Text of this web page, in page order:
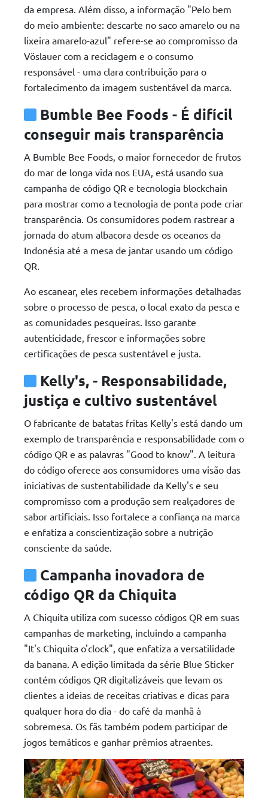
da empresa. Além disso, a informação "Pelo bem
do meio ambiente: descarte no saco amarelo ou na
lixeira amarelo-azul" refere-se ao compromisso da
Vöslauer com a reciclagem e o consumo
responsável - uma clara contribuição para o
fortalecimento da imagem sustentável da marca.
Bumble Bee Foods - É difícil
conseguir mais transparência
A Bumble Bee Foods, o maior fornecedor de frutos
do mar de longa vida nos EUA, está usando sua
campanha de código QR e tecnologia blockchain
para mostrar como a tecnologia de ponta pode criar
transparência. Os consumidores podem rastrear a
jornada do atum albacora desde os oceanos da
Indonésia até a mesa de jantar usando um código
QR.
Ao escanear, eles recebem informações detalhadas
sobre o processo de pesca, o local exato da pesca e
as comunidades pesqueiras. Isso garante
autenticidade, frescor e informações sobre
certificações de pesca sustentável e justa.
Kelly's, - Responsabilidade,
justiça e cultivo sustentável
O fabricante de batatas fritas Kelly's está dando um
exemplo de transparência e responsabilidade com o
código QR e as palavras "Good to know". A leitura
do código oferece aos consumidores uma visão das
iniciativas de sustentabilidade da Kelly's e seu
compromisso com a produção sem realçadores de
sabor artificiais. Isso fortalece a confiança na marca
e enfatiza a conscientização sobre a nutrição
consciente da saúde.
Campanha inovadora de
código QR da Chiquita
A Chiquita utiliza com sucesso códigos QR em suas
campanhas de marketing, incluindo a campanha
"It's Chiquita o'clock", que enfatiza a versatilidade
da banana. A edição limitada da série Blue Sticker
contém códigos QR digitalizáveis que levam os
clientes a ideias de receitas criativas e dicas para
qualquer hora do dia - do café da manhã à
sobremesa. Os fãs também podem participar de
jogos temáticos e ganhar prêmios atraentes.